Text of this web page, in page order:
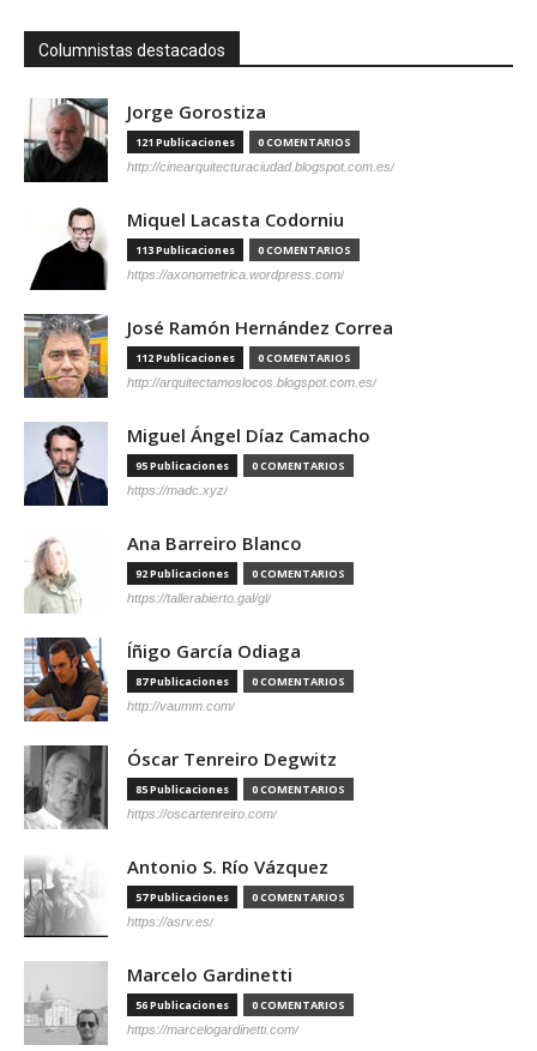
Columnistas destacados
Jorge Gorostiza
121 Publicaciones 0 COMENTARIOS
http://cinearquitecturaciudad.blogspot.com.es/
Miquel Lacasta Codorniu
113 Publicaciones 0 COMENTARIOS
https://axonometrica.wordpress.com/
José Ramón Hernández Correa
112 Publicaciones 0 COMENTARIOS
http://arquitectamoslocos.blogspot.com.es/
Miguel Ángel Díaz Camacho
95 Publicaciones 0 COMENTARIOS
https://madc.xyz/
Ana Barreiro Blanco
92 Publicaciones 0 COMENTARIOS
https://tallerabierto.gal/gl/
Íñigo García Odiaga
87 Publicaciones 0 COMENTARIOS
http://vaumm.com/
Óscar Tenreiro Degwitz
85 Publicaciones 0 COMENTARIOS
https://oscartenreiro.com/
Antonio S. Río Vázquez
57 Publicaciones 0 COMENTARIOS
https://asrv.es/
Marcelo Gardinetti
56 Publicaciones 0 COMENTARIOS
https://marcelogardinetti.com/